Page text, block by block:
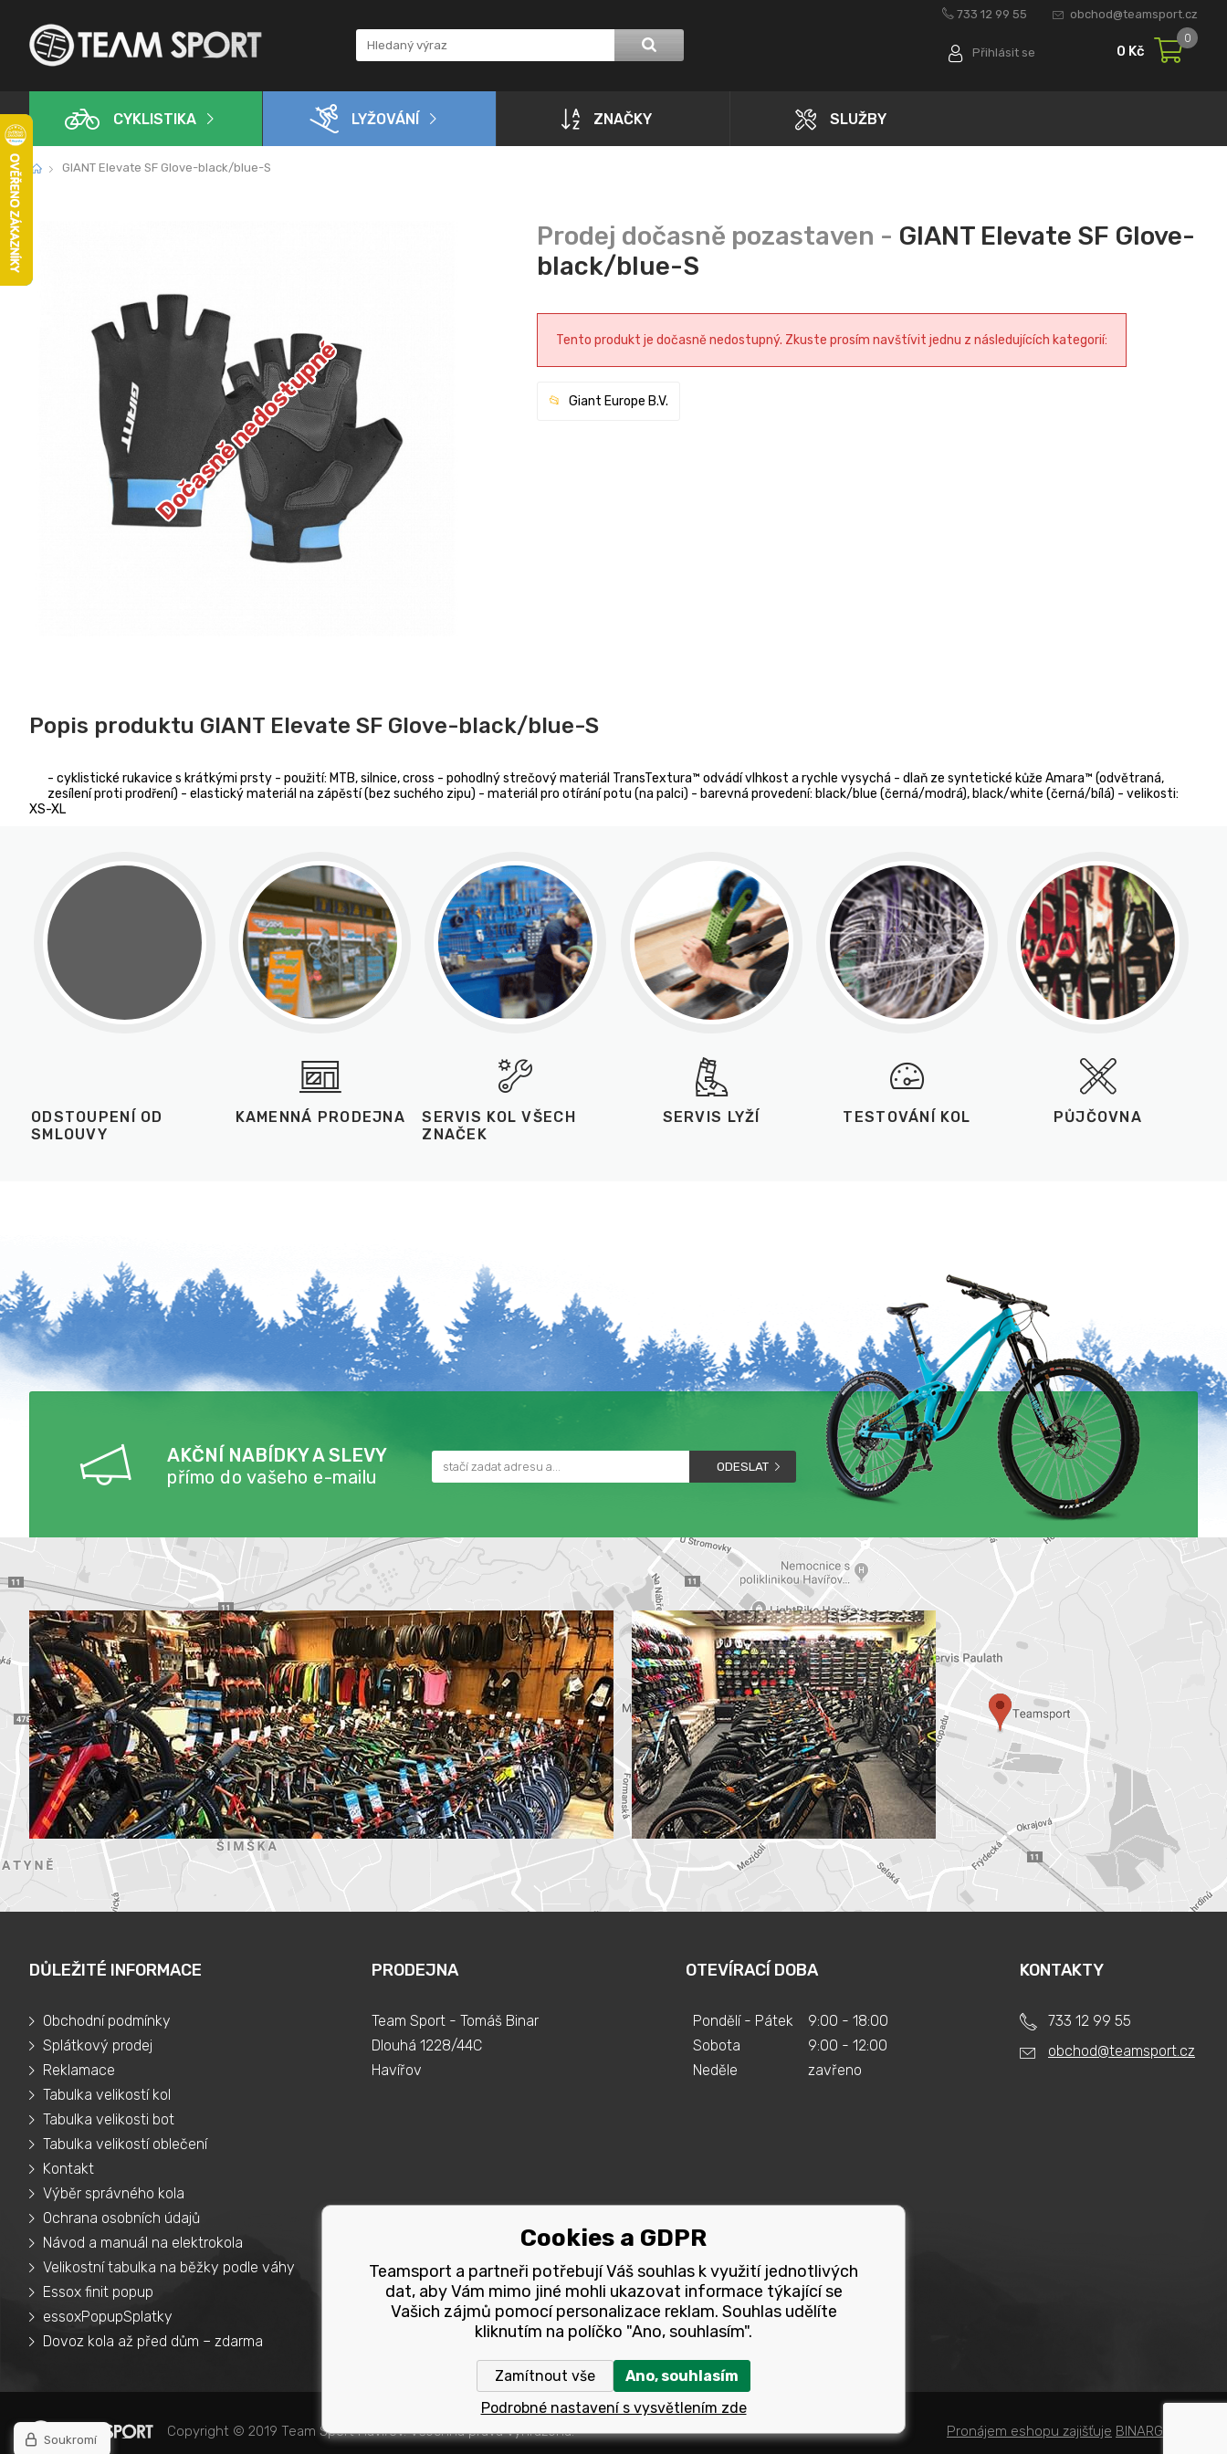
733 12 99 55 obchod@teamsport.cz
Přihlásit se 0 Kč
0
CYKLISTIKA LYŽOVÁNÍ ZNAČKY SLUŽBY
GIANT Elevate SF Glove-black/blue-S
Dočasně nedostupné
GIANT Elevate SF Glove-
black/blue-S
Tento produkt je dočasně nedostupný. Zkuste prosím navštívit jednu z následujících kategorií:
Giant Europe B.V.
Popis produktu GIANT Elevate SF Glove-black/blue-S
- cyklistické rukavice s krátkými prsty - použití: MTB, silnice, cross - pohodlný strečový materiál TransTextura™ odvádí vlhkost a rychle vysychá - dlaň ze syntetické kůže Amara™ (odvětraná,
zesílení proti prodření) - elastický materiál na zápěstí (bez suchého zipu) - materiál pro otírání potu (na palci) - barevná provedení: black/blue (černá/modrá), black/white (černá/bílá) - velikosti:
XS-XL
ODSTOUPENÍ OD
SMLOUVY
KAMENNÁ PRODEJNA
SERVIS KOL VŠECH
ZNAČEK
SERVIS LYŽÍ TESTOVÁNÍ KOL PŮJČOVNA
AKČNÍ NABÍDKY A SLEVY
přímo do vašeho e-mailu
ODESLAT
DŮLEŽITÉ INFORMACE
Obchodní podmínky
Splátkový prodej
Reklamace
Tabulka velikostí kol
Tabulka velikosti bot
Tabulka velikostí oblečení
Kontakt
Výběr správného kola
Ochrana osobních údajů
Návod a manuál na elektrokola
Velikostní tabulka na běžky podle váhy
Essox finit popup
essoxPopupSplatky
Dovoz kola až před dům – zdarma
PRODEJNA
Team Sport - Tomáš Binar
Dlouhá 1228/44C
Havířov
OTEVÍRACÍ DOBA
Pondělí - Pátek
Sobota
Neděle
9:00 - 18:00
9:00 - 12:00
zavřeno
KONTAKTY
733 12 99 55
obchod@teamsport.cz
Copyright © 2019 Team Sport Havířov. Všechna pravá vyhrazena. Pronájem eshopu zajišťuje BINARGON.cz
Cookies a GDPR
Teamsport a partneři potřebují Váš souhlas k využití jednotlivých
dat, aby Vám mimo jiné mohli ukazovat informace týkající se
Vašich zájmů pomocí personalizace reklam. Souhlas udělíte
kliknutím na políčko "Ano, souhlasím".
Zamítnout vše
Ano, souhlasím
Podrobné nastavení s vysvětlením zde
Soukromí